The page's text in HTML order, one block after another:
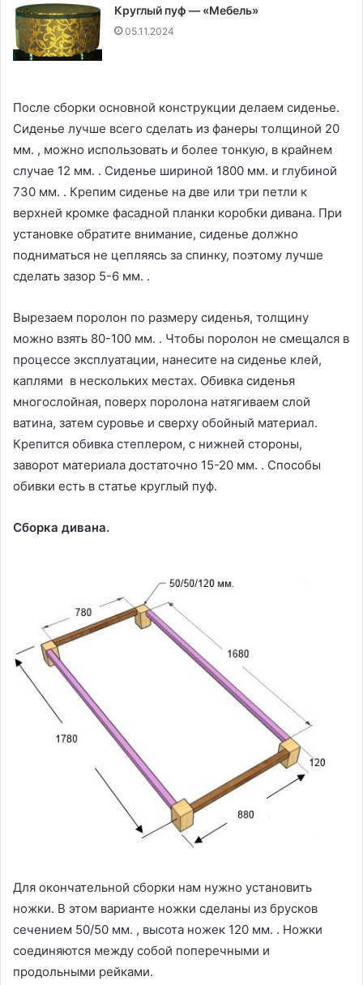
Круглый пуф — «Мебель»
05.11.2024
После сборки основной конструкции делаем сиденье.
Сиденье лучше всего сделать из фанеры толщиной 20
мм. , можно использовать и более тонкую, в крайнем
случае 12 мм. . Сиденье шириной 1800 мм. и глубиной
730 мм. . Крепим сиденье на две или три петли к
верхней кромке фасадной планки коробки дивана. При
установке обратите внимание, сиденье должно
подниматься не цепляясь за спинку, поэтому лучше
сделать зазор 5-6 мм. .
Вырезаем поролон по размеру сиденья, толщину
можно взять 80-100 мм. . Чтобы поролон не смещался в
процессе эксплуатации, нанесите на сиденье клей,
каплями в нескольких местах. Обивка сиденья
многослойная, поверх поролона натягиваем слой
ватина, затем суровье и сверху обойный материал.
Крепится обивка степлером, с нижней стороны,
заворот материала достаточно 15-20 мм. . Способы
обивки есть в статье круглый пуф.
Сборка дивана.
Для окончательной сборки нам нужно установить
ножки. В этом варианте ножки сделаны из брусков
сечением 50/50 мм. , высота ножек 120 мм. . Ножки
соединяются между собой поперечными и
продольными рейками.